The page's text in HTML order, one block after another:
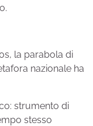
la parabola di
nazionale ha
strumento di
stesso